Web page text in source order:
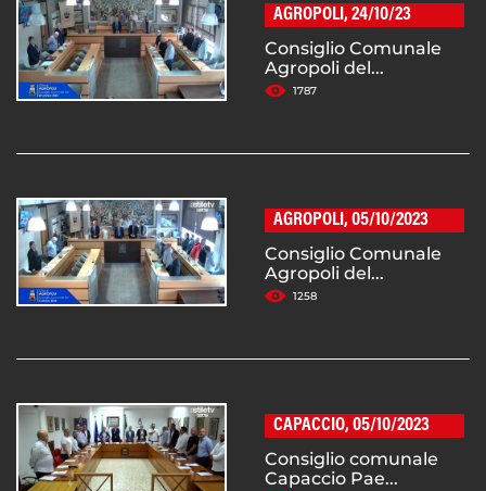
AGROPOLI, 24/10/23
Consiglio Comunale
Agropoli del...
1787
AGROPOLI, 05/10/2023
Consiglio Comunale
Agropoli del...
1258
CAPACCIO, 05/10/2023
Consiglio comunale
Capaccio Pae...